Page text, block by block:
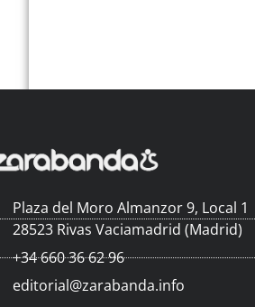
Plaza del Moro Almanzor 9, Local 1
28523 Rivas Vaciamadrid (Madrid)
+34 660 36 62 96
editorial@zarabanda.info